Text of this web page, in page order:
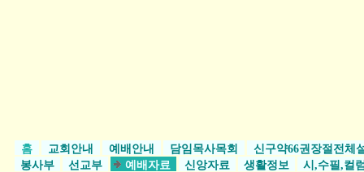
홈 교회안내 예배안내 담임목사목회
신구약66권장절전체
봉사부
선교부 예배자료 신앙자료 생활정보 시,수필,컬